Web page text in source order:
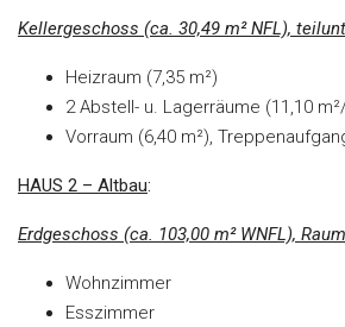
Kellergeschoss (ca. 30,49 m² NFL),
Heizraum (7,35 m²)
2 Abstell- u. Lagerräume (11,10
Vorraum (6,40 m²),
HAUS 2 – Altbau:
Erdgeschoss (ca. 103,00 m² WNFL),
Wohnzimmer
Esszimmer